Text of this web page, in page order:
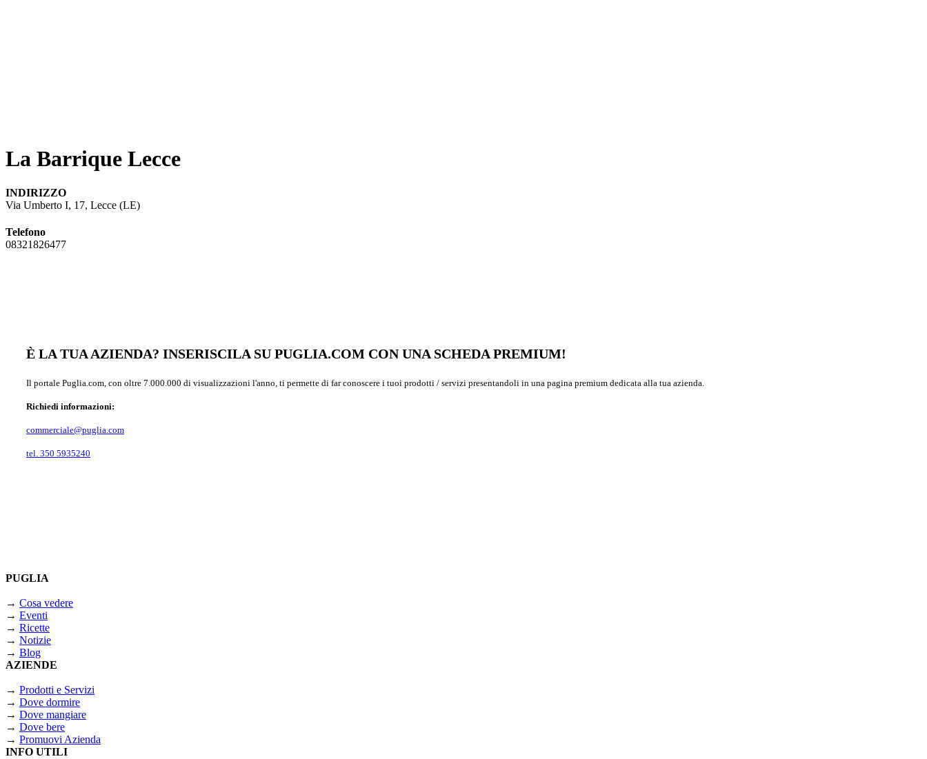
La Barrique Lecce
INDIRIZZO
Via Umberto I, 17, Lecce (LE)
Telefono
08321826477
È LA TUA AZIENDA? INSERISCILA SU PUGLIA.COM CON UNA SCHEDA PREMIUM!
Il portale Puglia.com, con oltre 7.000.000 di visualizzazioni l'anno, ti permette di far conoscere i tuoi prodotti / servizi presentandoli in una pagina premium dedicata alla tua azienda.
Richiedi informazioni:
commerciale@puglia.com
tel. 350 5935240
PUGLIA
→ Cosa vedere
→ Eventi
→ Ricette
→ Notizie
→ Blog
AZIENDE
→ Prodotti e Servizi
→ Dove dormire
→ Dove mangiare
→ Dove bere
→ Promuovi Azienda
INFO UTILI